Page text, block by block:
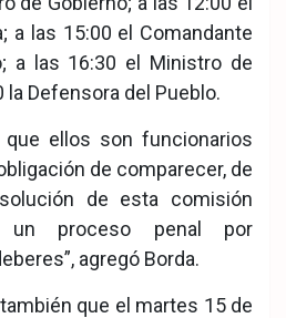
a las 15:00 el Comandante
a las 16:30 el Ministro de
la Defensora del Pueblo.
que ellos son funcionarios
de comparecer, de
de esta comisión
proceso penal por
agregó Borda.
que el martes 15 de